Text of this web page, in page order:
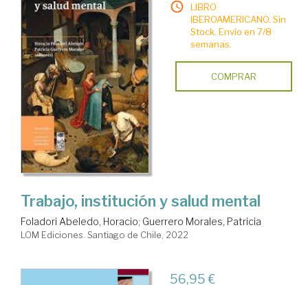
LIBRO
IBEROAMERICANO. Sin
Stock. Envío en 7/8
semanas.
COMPRAR
Trabajo, institución y salud mental
Foladori Abeledo, Horacio; Guerrero Morales, Patricia
LOM Ediciones. Santiago de Chile, 2022
56,95 €